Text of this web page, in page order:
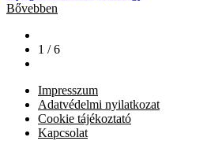
Bővebben
1 / 6
Impresszum
Adatvédelmi nyilatkozat
Cookie tájékoztató
Kapcsolat